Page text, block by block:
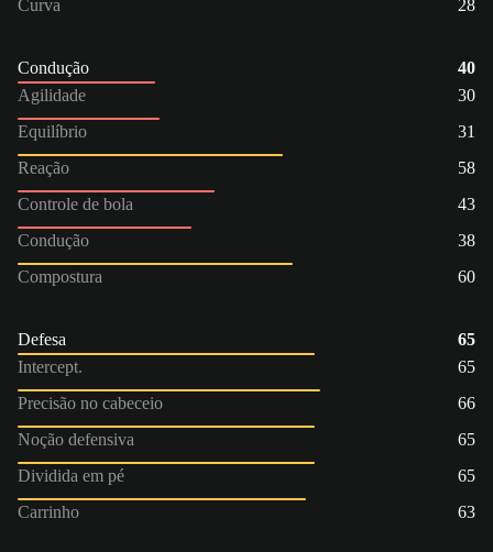
Curva
28
Condução
40
Agilidade
30
Equilíbrio
31
Reação
58
Controle de bola
43
Condução
38
Compostura
60
Defesa
65
Intercept.
65
Precisão no cabeceio
66
Noção defensiva
65
Dividida em pé
65
Carrinho
63